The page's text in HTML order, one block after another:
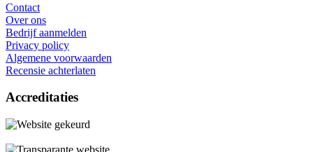
Contact
Over ons
Bedrijf aanmelden
Privacy policy
Algemene voorwaarden
Recensie achterlaten
Accreditaties